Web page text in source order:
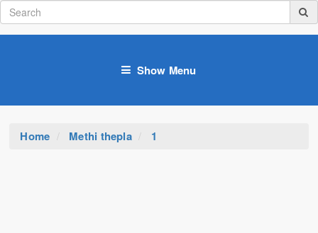
Show Menu
Home Methi thepla 1